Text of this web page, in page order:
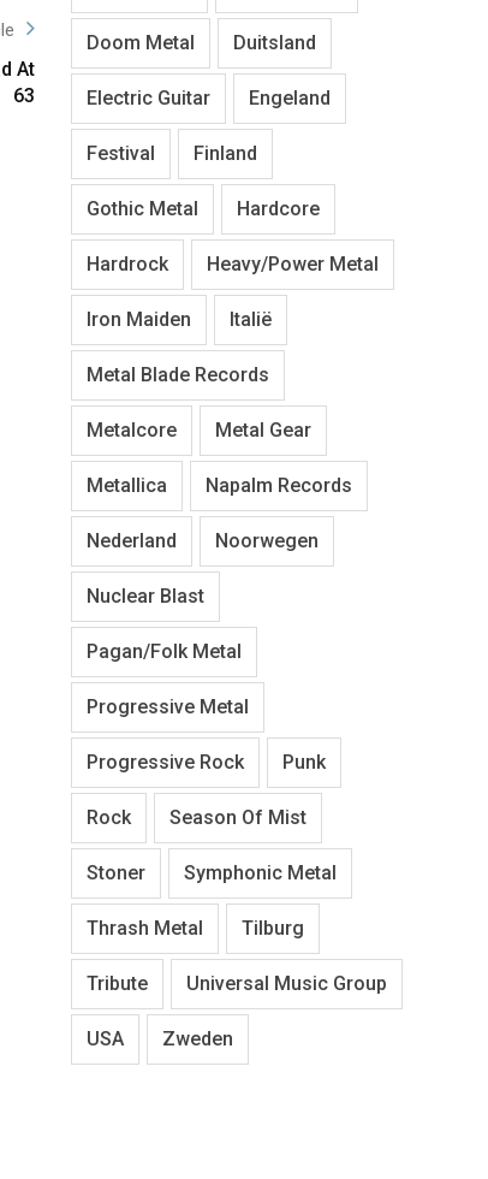
At
63
Doom Metal Duitsland
Electric Guitar Engeland
Festival Finland
Gothic Metal Hardcore
Hardrock Heavy/Power Metal
Iron Maiden Italië
Metal Blade Records
Metalcore Metal Gear
Metallica Napalm Records
Nederland Noorwegen
Nuclear Blast
Pagan/Folk Metal
Progressive Metal
Progressive Rock Punk
Rock Season Of Mist
Stoner Symphonic Metal
Thrash Metal Tilburg
Tribute Universal Music Group
USA Zweden